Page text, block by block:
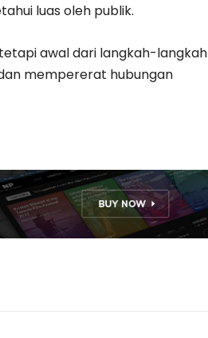
luas oleh publik.
awal dari langkah-langkah
mempererat hubungan